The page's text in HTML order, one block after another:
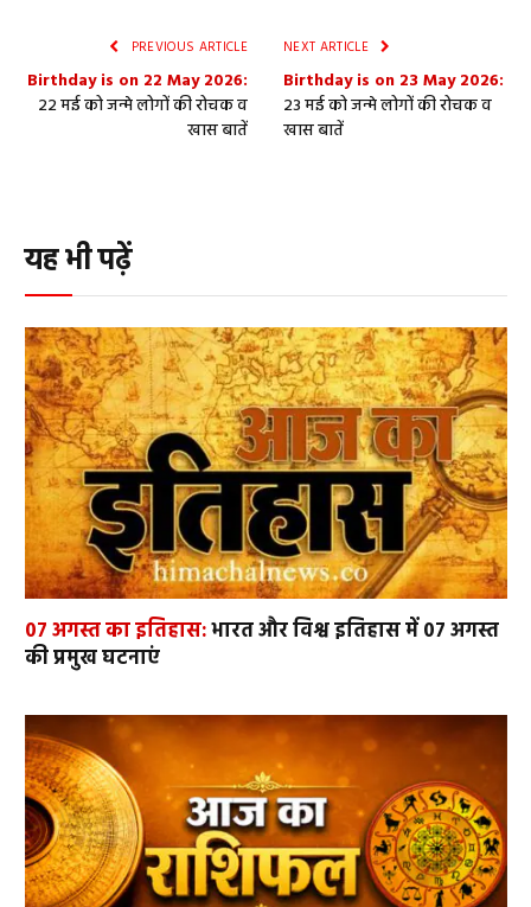
PREVIOUS ARTICLE
Birthday is on 22 May 2026:
22 मई को जन्मे लोगों की रोचक व
खास बातें
NEXT ARTICLE
Birthday is on 23 May 2026:
23 मई को जन्मे लोगों की रोचक व
खास बातें
यह भी पढ़ें
07 अगस्त का इतिहास:भारत और विश्व इतिहास में 07 अगस्त
की प्रमुख घटनाएं